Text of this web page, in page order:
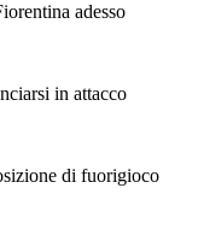
adesso
in attacco
di fuorigioco